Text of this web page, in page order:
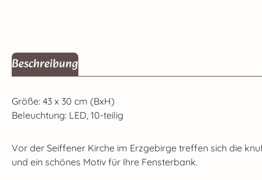
Beschreibung
Größe: 43 x 30 cm (BxH)
Beleuchtung: LED, 10-teilig
Vor der Seiffener Kirche im Erzgebirge treffen sich die
und ein schönes Motiv für Ihre Fensterbank.